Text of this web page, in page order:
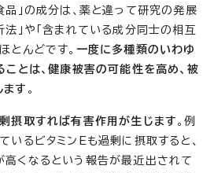
品」の成分は、薬と違って研究の発展
法」や「含まれている成分同士の相互
とんどです。 一度に多種類のいわゆ
ことは、健康被害の可能性を高め、被
す 。
摂取すれば有害作用が生じます 。例
いるビタミンEも過剰に摂取すると、
くなるという報告が最近出されて